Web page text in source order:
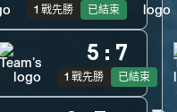
1 戰先勝 已結束
5 : 7
1 戰先勝 已結束